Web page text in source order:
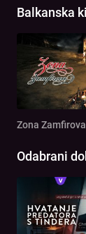
Balkanska
Zona Zamfirova
Odabrani